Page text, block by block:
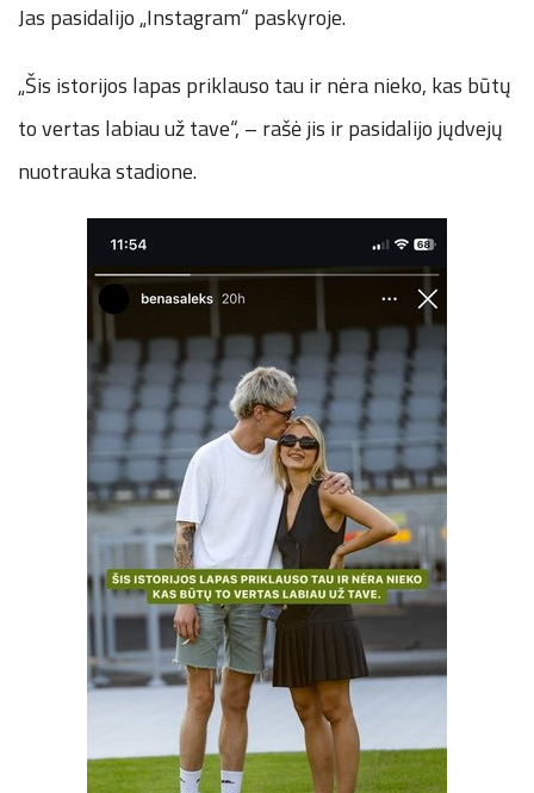
Jas pasidalijo „Instagram“ paskyroje.
„Šis istorijos lapas priklauso tau ir nėra nieko, kas būtų
to vertas labiau už tave“, – rašė jis ir pasidalijo jųdvejų
nuotrauka stadione.